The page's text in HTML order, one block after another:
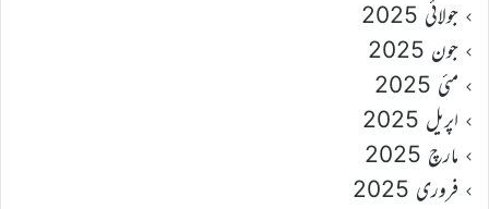
جولائی 2025
جون 2025
مئی 2025
اپریل 2025
مارچ 2025
فروری 2025